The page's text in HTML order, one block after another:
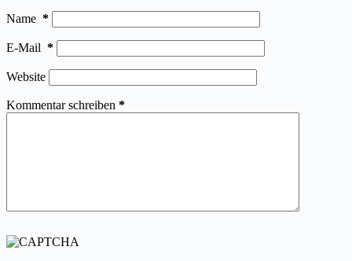
Name *
E-Mail *
Website
Kommentar schreiben *